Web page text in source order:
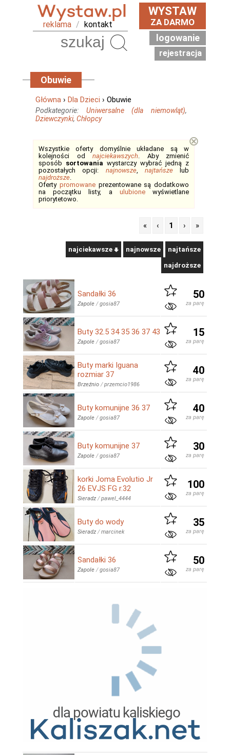
reklama / kontakt
WYSTAW
ZA DARMO
logowanie
rejestracja
Obuwie
Główna › Dla Dzieci › Obuwie
Podkategorie: Uniwersalne (dla niemowląt),
Dziewczynki, Chłopcy
Wszystkie oferty domyślnie układane są w
kolejności od najciekawszych. Aby zmienić
sposób sortowania wystarczy wybrać jedną z
pozostałych opcji: najnowsze, najtańszelub
najdroższe.
Oferty promowaneprezentowane są dodatkowo
na początku listy, a ulubionewyświetlane
priorytetowo.
⊗
« ‹ 1 › »
najciekawsze najnowsze najtańsze
najdroższe
Sandałki 36
Zapole /gosia87
50
za parę
Buty 32.5 34 35 36 37 43
Zapole /gosia87
15
za parę
Buty marki Iguana
rozmiar 37
Brzeźnio /przemcio1986
40
za parę
Buty komunijne 36 37
Zapole /gosia87
40
za parę
Buty komunijne 37
Zapole /gosia87
30
za parę
korki Joma Evolutio Jr
26 EVJS FG r.32
Sieradz /pawel_4444
100
za parę
Buty do wody
Sieradz /marcinek
35
za parę
Sandałki 36
Zapole /gosia87
50
za parę